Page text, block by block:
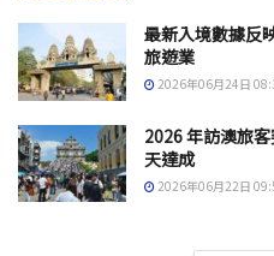
最新入境數據反
旅遊業
2026年06月24日
2026 年訪澳旅
天達成
2026年06月22日